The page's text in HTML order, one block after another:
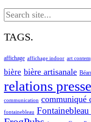
Search
for:
TAGS.
affichage affichage indoor art
bière bière artisanale
relations presse
communication communiqué
fontainebleau